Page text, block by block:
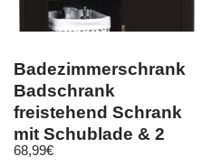
Badezimmerschrank
Badschrank
freistehend Schrank
mit Schublade & 2
Regale Midischrank
68,99€